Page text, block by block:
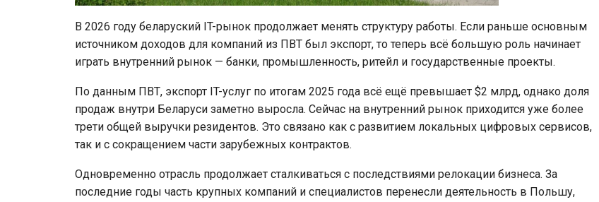
В 2026 году беларуский IT-рынок продолжает менять структуру работы. Если раньше основным
источником доходов для компаний из ПВТ был экспорт, то теперь всё большую роль начинает
играть внутренний рынок — банки, промышленность, ритейл и государственные проекты.
По данным ПВТ, экспорт IT-услуг по итогам 2025 года всё ещё превышает $2 млрд, однако доля
продаж внутри Беларуси заметно выросла. Сейчас на внутренний рынок приходится уже более
трети общей выручки резидентов. Это связано как с развитием локальных цифровых сервисов,
так и с сокращением части зарубежных контрактов.
Одновременно отрасль продолжает сталкиваться с последствиями релокации бизнеса. За
последние годы часть крупных компаний и специалистов перенесли деятельность в Польшу,